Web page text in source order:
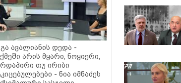
ავალიანის დედა -
არის მყარი, ნოყიერი,
თუ ირიბი
- ნია იმნაძეს